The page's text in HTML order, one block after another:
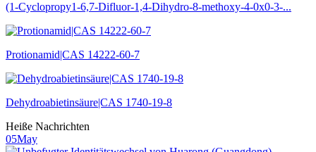
(1-Cyclopropy1-6,7-Difluor-1,4-Dihydro-8-methoxy-4-0x0-3-...
Protionamid|CAS 14222-60-7
Dehydroabietinsäure|CAS 1740-19-8
Heiße Nachrichten
05May